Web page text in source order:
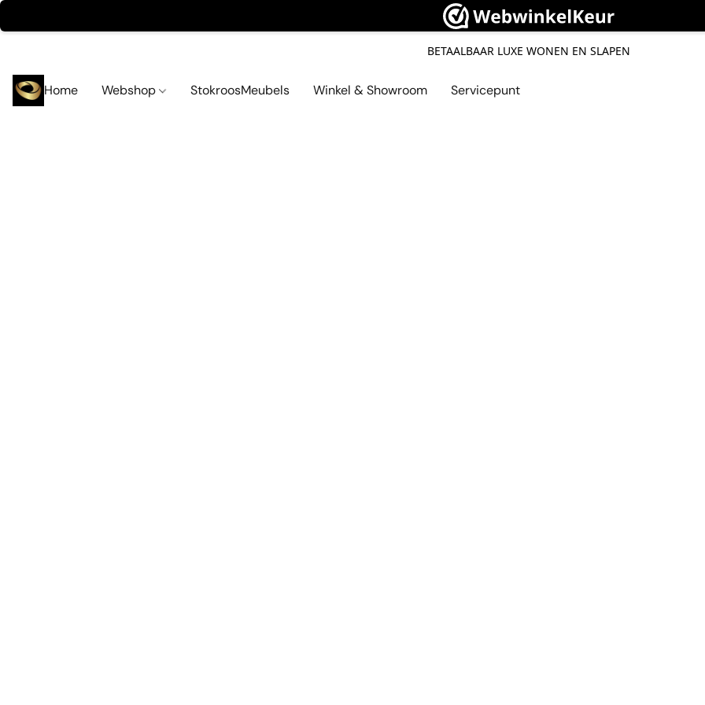
BETAALBAAR LUXE WONEN EN SLAPEN
Home Webshop StokroosMeubels Winkel & Showroom Servicepunt